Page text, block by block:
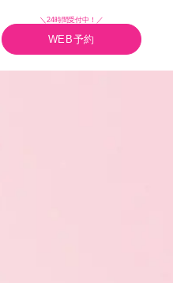
＼24時間受付中！／
WEB予約